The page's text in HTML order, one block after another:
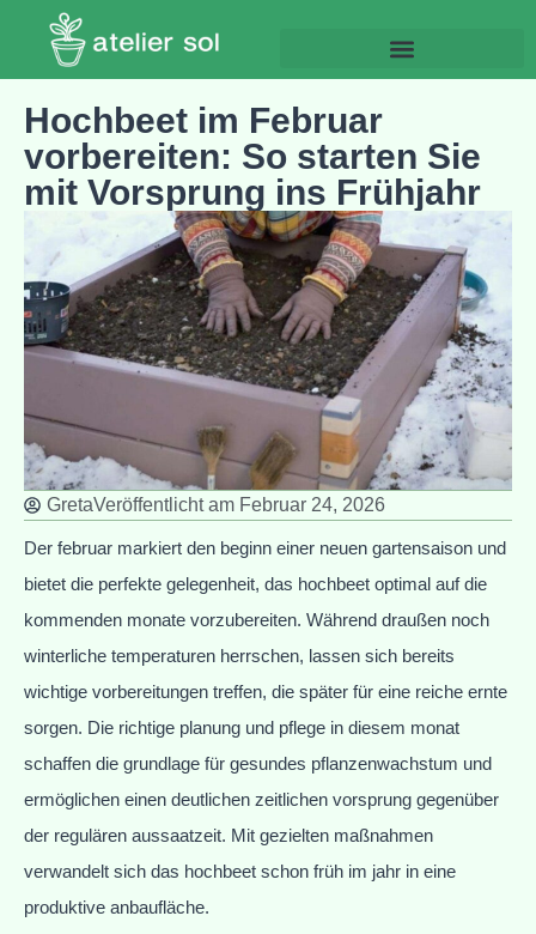
Hochbeet im Februar
vorbereiten: So starten Sie
mit Vorsprung ins Frühjahr
GretaVeröffentlicht am Februar 24, 2026
Der februar markiert den beginn einer neuen gartensaison und
bietet die perfekte gelegenheit, das hochbeet optimal auf die
kommenden monate vorzubereiten. Während draußen noch
winterliche temperaturen herrschen, lassen sich bereits
wichtige vorbereitungen treffen, die später für eine reiche ernte
sorgen. Die richtige planung und pflege in diesem monat
schaffen die grundlage für gesundes pflanzenwachstum und
ermöglichen einen deutlichen zeitlichen vorsprung gegenüber
der regulären aussaatzeit. Mit gezielten maßnahmen
verwandelt sich das hochbeet schon früh im jahr in eine
produktive anbaufläche.